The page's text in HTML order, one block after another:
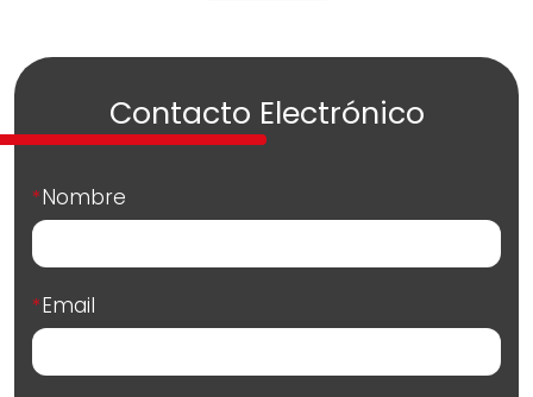
Contacto Electrónico
*Nombre
*Email